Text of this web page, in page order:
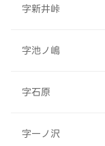
字新井峠
字池ノ嶋
字石原
字一ノ沢